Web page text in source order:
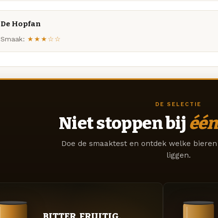
De Hopfan
Smaak: ★★★☆☆
DE SELECTIE
Niet stoppen bij één
Doe de smaaktest en ontdek welke
liggen.